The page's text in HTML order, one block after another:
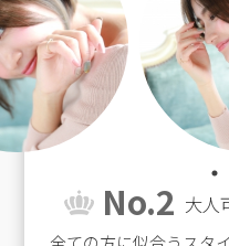
No.2 大人